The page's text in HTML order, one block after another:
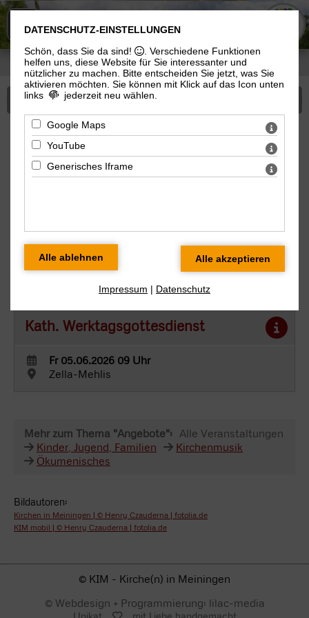
KIRCHEnIN MEININGEN
Sie sind hier:Kirchen in Meiningen> Angebote > Alle Veranstaltungen
Mehr zu Angebote
Veranstaltungen am 05.06.2026
« zurück zur Übersicht
Fr 05.06.2026 08 Uhr
Meiningen, Kath. Kirche St. Marien,
Mauergasse, 98617 Meiningen
Kath. Werktagsgottesdienst
Fr 05.06.2026 09 Uhr
Zella-Mehlis
Mehr zum Thema "Angebote": Alle Veranstaltungen
Kinder, Jugend, Familien
Kirchenmusik
Ökumenisches
Bildautoren:
Kirchen in Meiningen | © Henry Czauderna | fotolia.de
KIM mobil | © Henry Czauderna | fotolia.de
© KIM - Kirche(n) in Meiningen
© Webdesign + Programmierung: lilac-media
DATENSCHUTZ-EINSTELLUNGEN
Schön, dass Sie da sind!
. Verschiedene Funktionen
helfen uns, diese Website für Sie interessanter und
nützlicher zu machen.
Bitte entscheiden Sie jetzt, was Sie
aktivieren möchten. Sie können mit Klick auf das Icon unten
links
jederzeit neu wählen.
Google Maps
YouTube
Generisches Iframe
Impressum | Datenschutz